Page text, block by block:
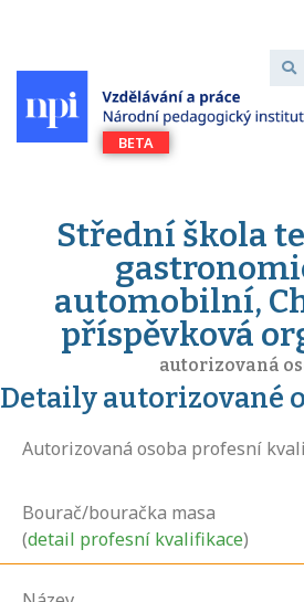
Střední škola
automobilní,
příspěvková
autorizovaná
Detaily autorizované
Autorizovaná osoba profesní
Bourač/bouračka masa
(detail profesní kvalifikace)